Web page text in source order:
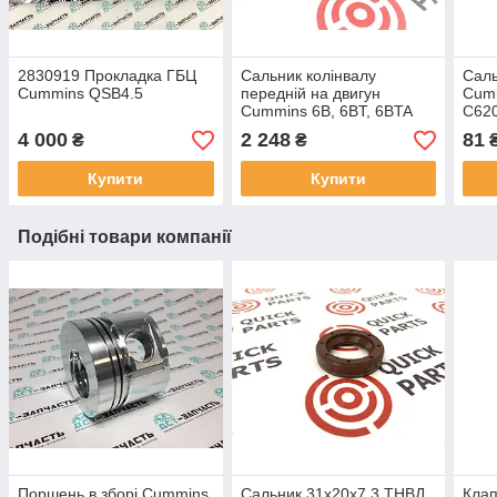
2830919 Прокладка ГБЦ
Cummins QSB4.5
4 000 ₴
Купити
Сальник колінвалу
передній на двигун
Cummins 6B, 6BT, 6BTA
4890832
2 248₴
Купити
81
Подібні товари компанії